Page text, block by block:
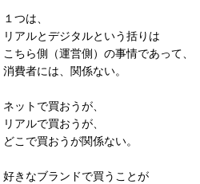
１つは、
リアルとデジタルという括りは
こちら側（運営側）の事情であって、
消費者には、関係ない。
ネットで買おうが、
リアルで買おうが、
どこで買おうが関係ない。
好きなブランドで買うことが